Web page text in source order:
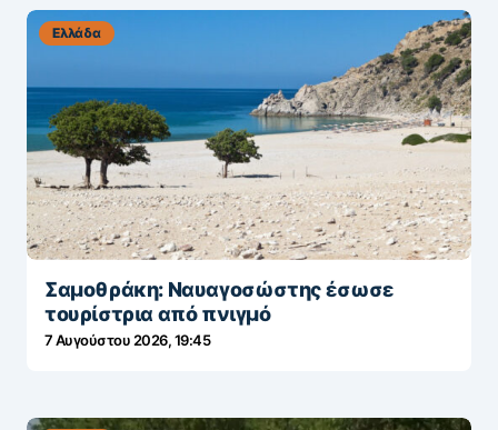
Ελλάδα
Σαμοθράκη: Nαυαγοσώστης έσωσε
τουρίστρια από πνιγμό
7 Αυγούστου 2026, 19:45